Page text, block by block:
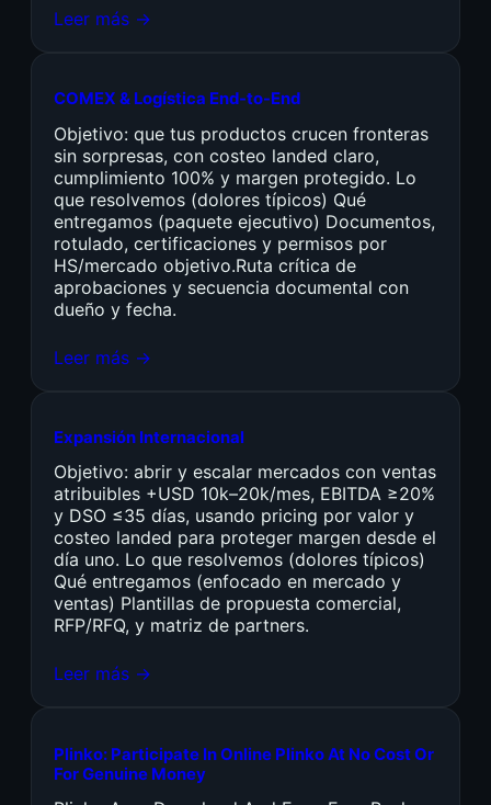
Leer más →
COMEX & Logística End-to-End
Objetivo: que tus productos crucen fronteras
sin sorpresas, con costeo landed claro,
cumplimiento 100% y margen protegido. Lo
que resolvemos (dolores típicos) Qué
entregamos (paquete ejecutivo) Documentos,
rotulado, certificaciones y permisos por
HS/mercado objetivo.Ruta crítica de
aprobaciones y secuencia documental con
dueño y fecha.
Leer más →
Expansión Internacional
Objetivo: abrir y escalar mercados con ventas
atribuibles +USD 10k–20k/mes, EBITDA ≥20%
y DSO ≤35 días, usando pricing por valor y
costeo landed para proteger margen desde el
día uno. Lo que resolvemos (dolores típicos)
Qué entregamos (enfocado en mercado y
ventas) Plantillas de propuesta comercial,
RFP/RFQ, y matriz de partners.
Leer más →
Plinko: Participate In Online Plinko At No Cost Or
For Genuine Money